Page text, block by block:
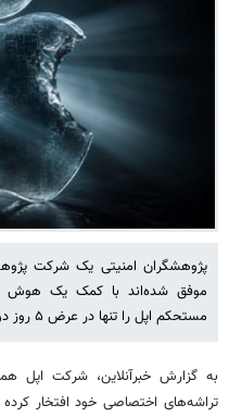
موفق شده‌اند با کمک یک هوش
مستحکم اپل را تنها در عرض ۵ روز دور بزنند.
به گزارش خبرآنلاین، شرکت اپل
تراشه‌های اختصاصی خود افتخار